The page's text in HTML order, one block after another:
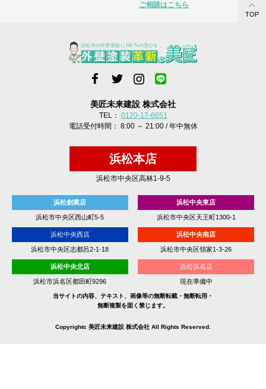
ご相談はこちら
TOP
美匠未来建設 株式会社
TEL： 0120-17-6651
電話受付時間： 8:00 ～ 21:00 / 年中無休
浜松本店
浜松市中央区高林1-9-5
浜松創業店
浜松市中央区西山町5-5
浜松中央東店
浜松市中央区天王町1300-1
浜松中央西店
浜松市中央区志都呂2-1-18
浜松中央南店
浜松市中央区領家1-3-26
浜松中央北店
浜松市浜名区都田町9296
浜松浜名店
現在準備中
当サイトの内容、テキスト、画像等の無断転載・無断転用・
無断複製を固く禁じます。
Copyrightc 美匠未来建設 株式会社 All Rights Reserved.